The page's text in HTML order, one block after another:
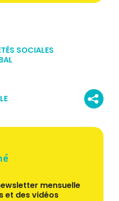
mensuelle
et des vidéos
SOCIALES